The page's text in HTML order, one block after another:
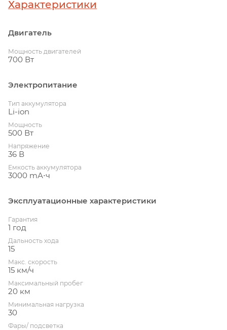
Характеристики
Двигатель
Мощность двигателей
700 Вт
Электропитание
Тип аккумулятора
Li-ion
Мощность
500 Вт
Напряжение
36 В
Емкость аккумулятора
3000 mА⋅ч
Эксплуатационные характеристики
Гарантия
1 год
Дальность хода
15
Макс. скорость
15 км/ч
Максимальный пробег
20 км
Минимальная нагрузка
30
Фары/ подсветка